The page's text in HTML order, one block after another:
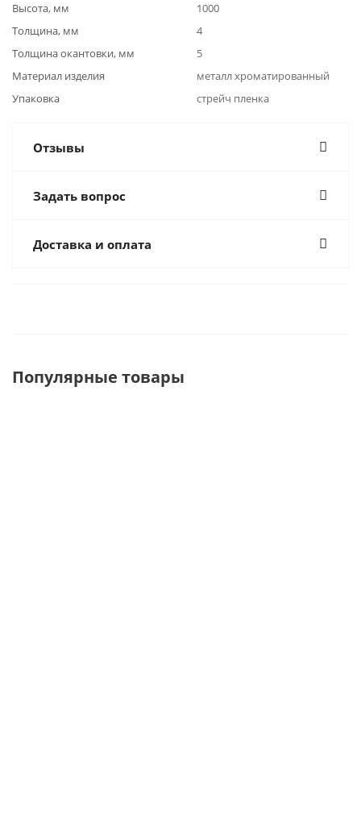
Высота, мм
1000
Толщина, мм
4
Толщина окантовки, мм
5
Материал изделия
металл хроматированный
Упаковка
стрейч пленка
Отзывы
Задать вопрос
Доставка и оплата
Популярные товары